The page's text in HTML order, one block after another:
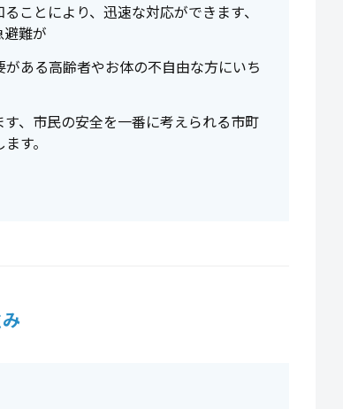
ことにより、迅速な対応ができます、
難が
ある高齢者やお体の不自由な方にいち
、市民の安全を一番に考えられる市町
す。